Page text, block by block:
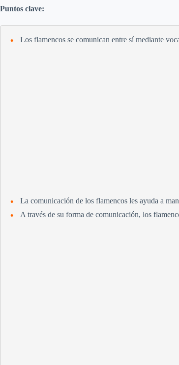
Puntos clave:
Los flamencos se comunican entre sí mediante
La comunicación de los flamencos les ayuda a
A través de su forma de comunicación, los